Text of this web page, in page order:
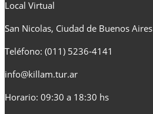
Local Virtual
San Nicolas, Ciudad de Buenos Aires
Teléfono: (011) 5236-4141
info@killam.tur.ar
Horario: 09:30 a 18:30 hs